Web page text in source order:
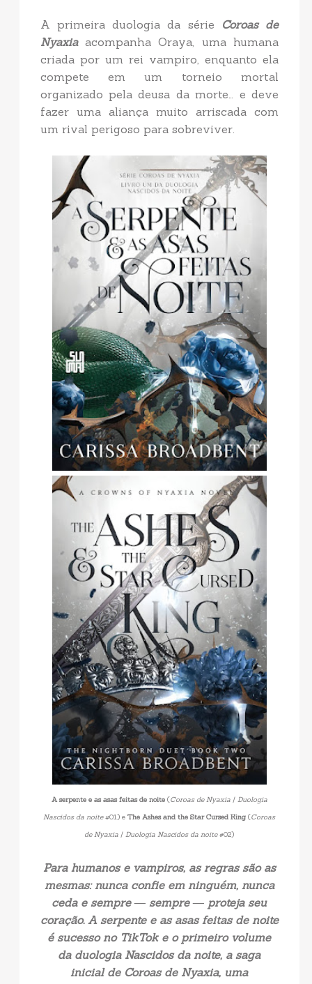
A primeira duologia da série
Coroas de
Nyaxiaacompanha Oraya, uma humana
criada por um rei vampiro, enquanto ela
compete em um torneio mortal
organizado pela deusa da morte… e deve
fazer uma aliança muito arriscada com
um rival perigoso para sobreviver.
A serpente e as asas feitas de noite(Coroas de Nyaxia/ Duologia
Nascidos da noite#01) eThe Ashes and the Star Cursed King (Coroas
de Nyaxia /Duologia Nascidos da noite#02)
Para humanos e vampiros, as regras são as
mesmas: nunca confie em ninguém, nunca
ceda e sempre ― sempre ― proteja seu
coração. A serpente e as asas feitas de noite
é sucesso no TikTok e o primeiro volume
da duologia Nascidos da noite, a saga
inicial de Coroas de Nyaxia, uma